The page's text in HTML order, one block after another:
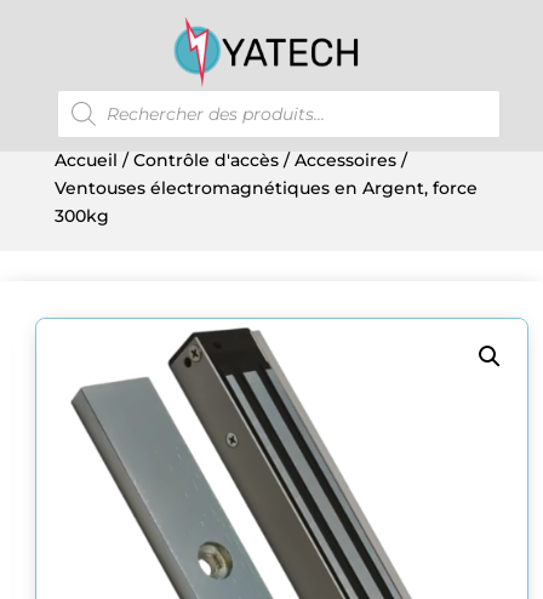
Recherche
de
produits
Accueil /Contrôle d'accès/Accessoires/
Ventouses électromagnétiques en Argent, force
300kg